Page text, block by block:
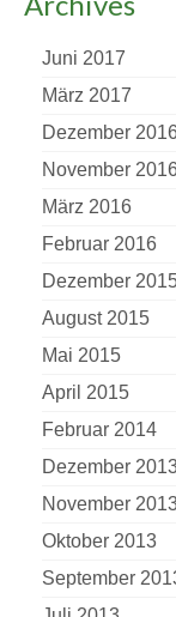
Juni 2017
März 2017
Dezember
November
März 2016
Februar 2016
Dezember
August 2015
Mai 2015
April 2015
Februar 2014
Dezember
November
Oktober 2013
September